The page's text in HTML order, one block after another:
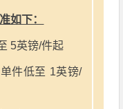
如下：
5英镑/件起
件低至 1英镑/